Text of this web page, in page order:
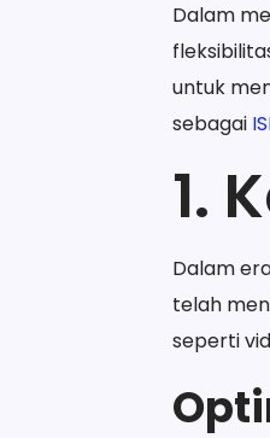
Dalam
untuk
sebagai
1.
Dalam
telah
seperti